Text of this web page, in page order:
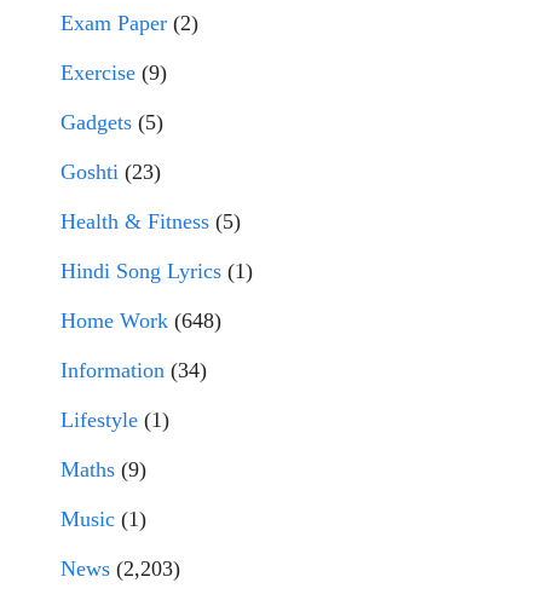
Exam Paper (2)
Exercise (9)
Gadgets (5)
Goshti (23)
Health & Fitness (5)
Hindi Song Lyrics (1)
Home Work (648)
Information (34)
Lifestyle (1)
Maths (9)
Music (1)
News (2,203)